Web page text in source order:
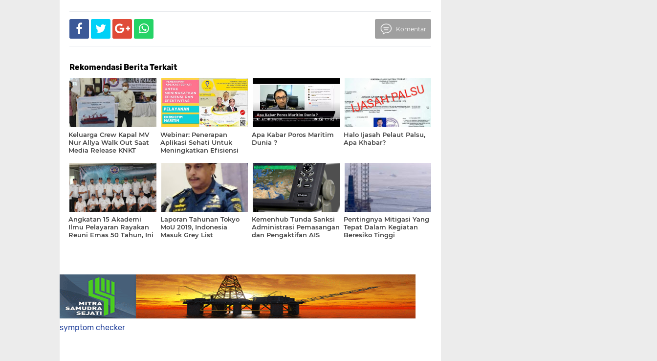
Komentar
Rekomendasi Berita Terkait
Keluarga Crew Kapal MV
Nur Allya Walk Out Saat
Media Release KNKT
Webinar: Penerapan
Aplikasi Sehati Untuk
Meningkatkan Efisiensi
Ekosistim Maritim
Apa Kabar Poros Maritim
Dunia ?
Halo Ijasah Pelaut Palsu,
Apa Khabar?
Angkatan 15 Akademi
Ilmu Pelayaran Rayakan
Reuni Emas 50 Tahun, Ini
Laporan Tahunan Tokyo
MoU 2019, Indonesia
Masuk Grey List
Kemenhub Tunda Sanksi
Administrasi Pemasangan
dan Pengaktifan AIS
Pentingnya Mitigasi Yang
Tepat Dalam Kegiatan
Beresiko Tinggi
symptom checker